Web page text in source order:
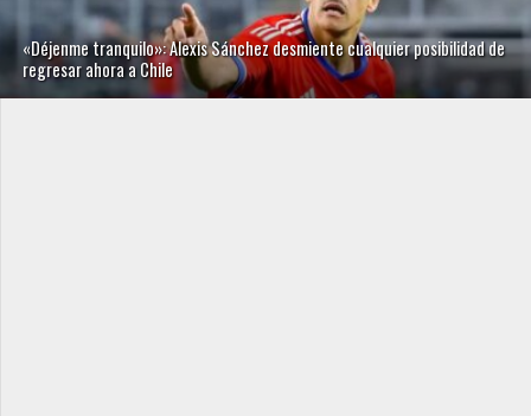
«Déjenme tranquilo»: Alexis Sánchez desmiente cualquier posibilidad de
regresar ahora a Chile